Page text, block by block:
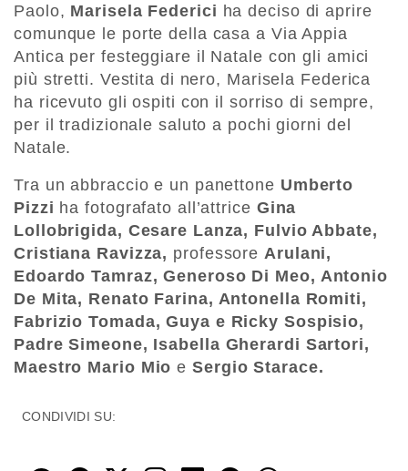
Paolo, Marisela Federici ha deciso di aprire
comunque le porte della casa a Via Appia
Antica per festeggiare il Natale con gli amici
più stretti. Vestita di nero, Marisela Federica
ha ricevuto gli ospiti con il sorriso di sempre,
per il tradizionale saluto a pochi giorni del
Natale.
Tra un abbraccio e un panettone Umberto
Pizzi ha fotografato all’attrice Gina
Lollobrigida, Cesare Lanza, Fulvio Abbate,
Cristiana Ravizza, professore Arulani,
Edoardo Tamraz, Generoso Di Meo, Antonio
De Mita, Renato Farina, Antonella Romiti,
Fabrizio Tomada, Guya e Ricky Sospisio,
Padre Simeone, Isabella Gherardi Sartori,
Maestro Mario Mioe Sergio Starace.
CONDIVIDI SU: